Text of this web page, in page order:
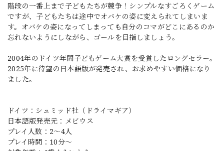
階段の一番上まで子どもたちが競争！シンプルなすごろくゲーム
ですが、子どもたちは途中でオバケの姿に変えられてしまいま
す。オバケの姿になってしまっても自分のコマがどこにあるのか
忘れないようにしながら、ゴールを目指しましょう。
2004年のドイツ年間子どもゲーム大賞を受賞したロングセラー。
2025年に待望の日本語版が発売され、お求めやすい価格になり
ました。
ドイツ：シュミッド社（ドライマギア）
日本語版発売元：メビウス
プレイ人数：2〜4人
プレイ時間：10分〜